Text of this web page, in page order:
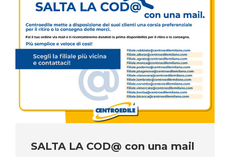
SALTA LA COD@ con una mail